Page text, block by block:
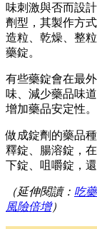
味刺激與否而設
劑型，其製作方
造粒、乾燥、整
藥錠。
有些藥錠會在最
味、減少藥品味
增加藥品安定性。
做成錠劑的藥品
釋錠、腸溶錠，
下錠、咀嚼錠，
（延伸閱讀： 吃
風險倍增）